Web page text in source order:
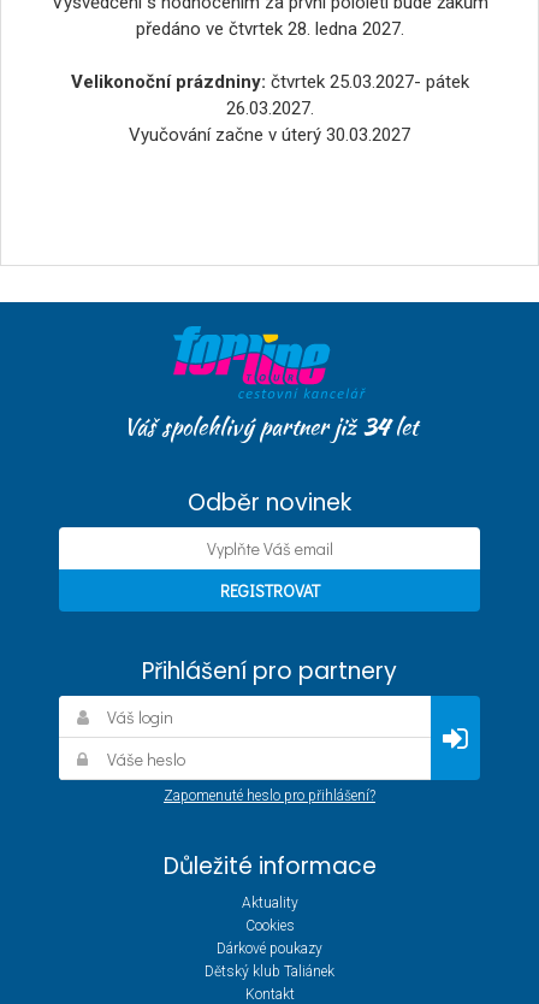
předáno ve čtvrtek 28. ledna 2027.
Velikonoční prázdniny: čtvrtek 25.03.2027- pátek
26.03.2027.
Vyučování začne v úterý 30.03.2027
Váš spolehlivý partner již34let
Odběr novinek
Přihlášení pro partnery
Zapomenuté heslo pro přihlášení?
Důležité informace
Aktuality
Cookies
Dárkové poukazy
Dětský klub Taliánek
Kontakt